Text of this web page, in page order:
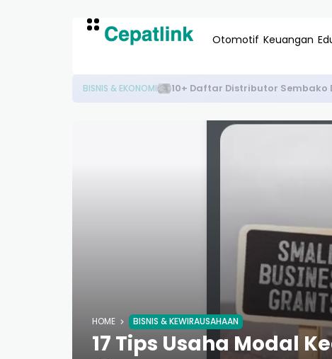
Otomotif Keuangan
BISNIS & EKONOMI 10+ Daftar Distributor Sembako
HOME BISNIS & KEWIRAUSAHAAN
17 Tips Usaha Modal